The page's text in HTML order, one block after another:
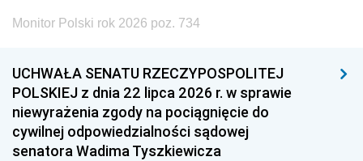
Monitor Polski rok 2026 poz. 734
UCHWAŁA SENATU RZECZYPOSPOLITEJ
POLSKIEJ z dnia 22 lipca 2026 r. w sprawie
niewyrażenia zgody na pociągnięcie do
cywilnej odpowiedzialności sądowej
senatora Wadima Tyszkiewicza